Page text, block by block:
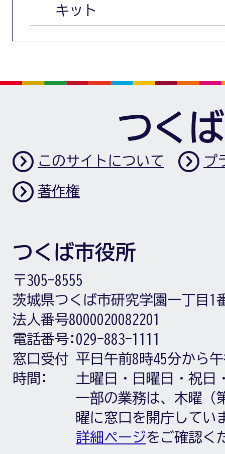
キット
つく
このサイトについて プ
著作権
つくば市役所
〒305-8555
茨城県つくば市研究学園一丁目1
法人番号8000020082201
電話番号: 029-883-1111
窓口受付
時間:
平日午前8時45分から
土曜日・日曜日・祝日
一部の業務は、木曜（
曜に窓口を開庁してい
詳細ページをご確認く